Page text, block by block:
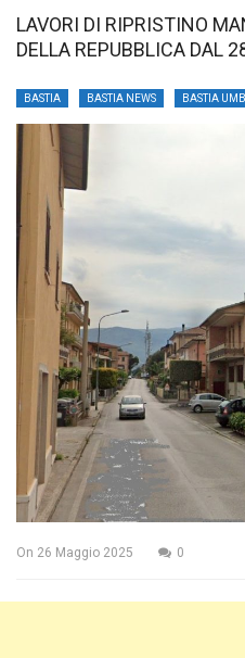
LAVORI DI RIPRISTINO
DELLA REPUBBLICA DAL
BASTIA BASTIA NEWS BASTIA
On 26 Maggio 2025 0